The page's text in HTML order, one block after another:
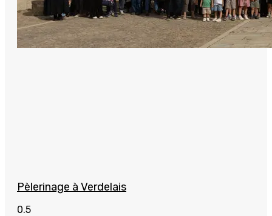
Pèlerinage à Verdelais